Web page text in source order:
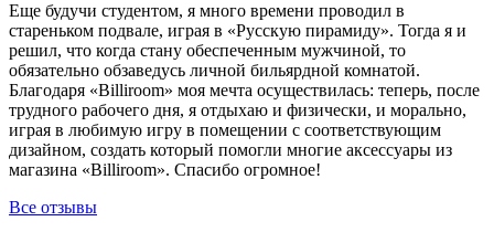
Еще будучи студентом, я много времени проводил в
стареньком подвале, играя в «Русскую пирамиду». Тогда я и
решил, что когда стану обеспеченным мужчиной, то
обязательно обзаведусь личной бильярдной комнатой.
Благодаря «Billiroom» моя мечта осуществилась: теперь, после
трудного рабочего дня, я отдыхаю и физически, и морально,
играя в любимую игру в помещении с соответствующим
дизайном, создать который помогли многие аксессуары из
магазина «Billiroom». Спасибо огромное!
Все отзывы